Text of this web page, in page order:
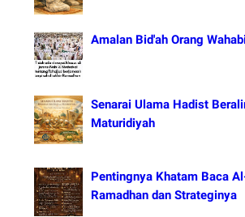
Amalan Bid'ah Orang
Senarai Ulama Hadist
Maturidiyah
Pentingnya Khatam Baca
Ramadhan dan Strateginya